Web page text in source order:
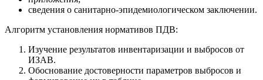
сведения о санитарно-эпидемиологическом заключении.
Алгоритм установления нормативов ПДВ:
Изучение результатов инвентаризации и выбросов от
ИЗАВ.
Обоснование достоверности параметров выбросов и